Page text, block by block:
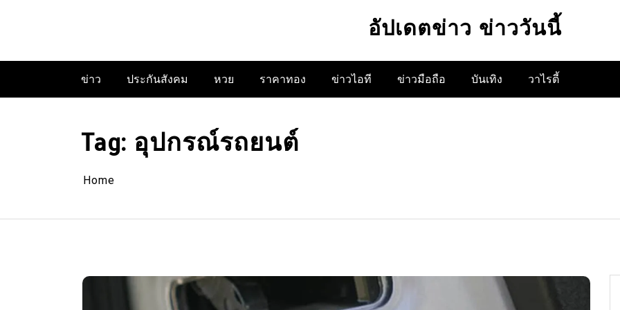
อัปเดตข่าว ข่าววันนี้
ข่าว ประกันสังคม หวย ราคาทอง ข่าวไอที ข่าวมือถือ บันเทิง วาไรตี้
Tag: อุปกรณ์รถยนต์
Home